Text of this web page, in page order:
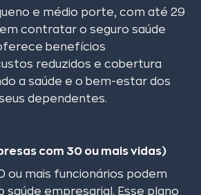
e médio porte, com até 29
contratar o seguro saúde
benefícios
reduzidos e cobertura
a saúde e o bem-estar dos
dependentes.
com 30 ou mais vidas)
ou mais funcionários podem
saúde empresarial. Esse plano